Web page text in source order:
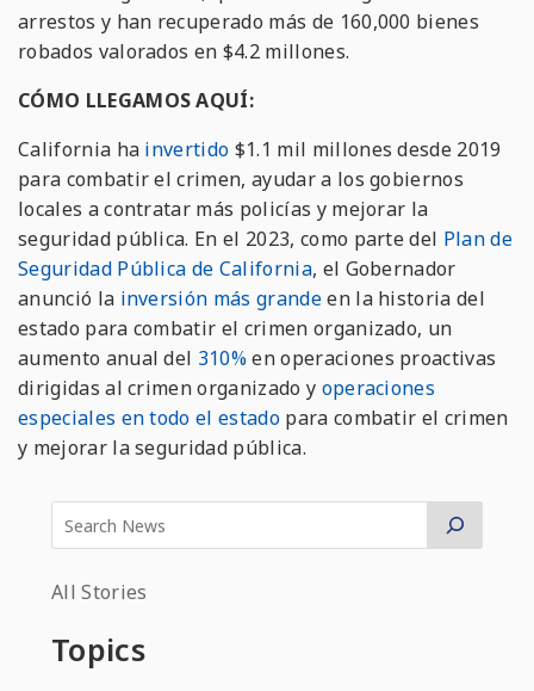
arrestos y han recuperado más de 160,000 bienes
robados valorados en $4.2 millones.
CÓMO LLEGAMOS AQUÍ:
California ha invertido $1.1 mil millones desde 2019
para combatir el crimen, ayudar a los gobiernos
locales a contratar más policías y mejorar la
seguridad pública. En el 2023, como parte del Plan de
Seguridad Pública de California, el Gobernador
anunció la inversión más grandeen la historia del
estado para combatir el crimen organizado, un
aumento anual del 310%en operaciones proactivas
dirigidas al crimen organizado y operaciones
especiales en todo el estadopara combatir el crimen
y mejorar la seguridad pública.
All Stories
Topics